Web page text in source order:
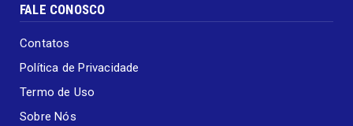
FALE CONOSCO
Contatos
Política de Privacidade
Termo de Uso
Sobre Nós